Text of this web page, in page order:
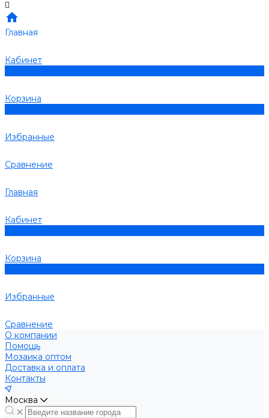
Главная
Кабинет
Корзина
Избранные
Сравнение
Главная
Кабинет
Корзина
Избранные
Сравнение
О компании
Помощь
Мозаика оптом
Доставка и оплата
Контакты
Москва